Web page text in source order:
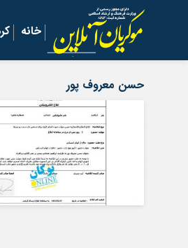
خانه
حسن معروف پور